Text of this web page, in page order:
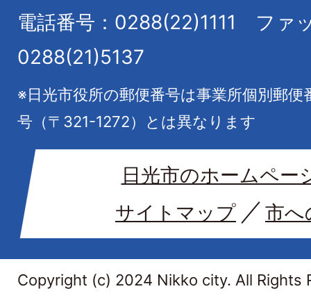
電話番号：0288(22)1111
ファ
0288(21)5137
※日光市役所の郵便番号は事業所個別郵
号（〒321-1272）とは異なります
日光市のホームペー
サイトマップ
市へ
Copyright (c) 2024 Nikko city. All Rights